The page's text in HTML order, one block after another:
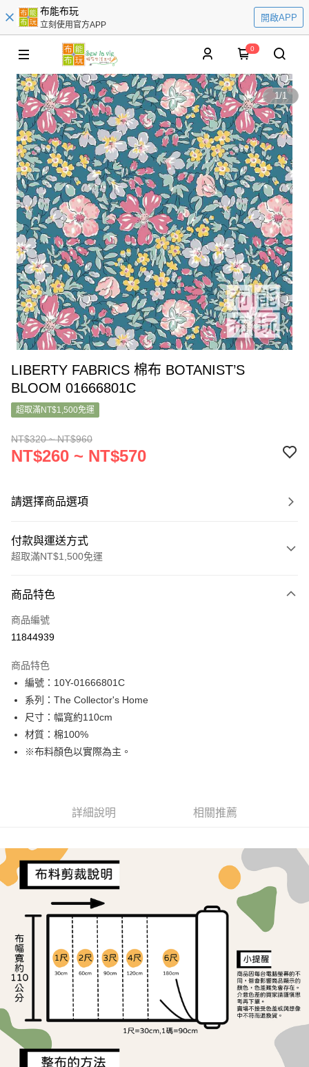
布能布玩
立刻使用官方APP
開啟APP
0
1/1
LIBERTY FABRICS 棉布 BOTANIST’S
BLOOM 01666801C
超取滿NT$1,500免運
NT$320 ~ NT$960
NT$260 ~ NT$570
請選擇商品選項
付款與運送方式
超取滿NT$1,500免運
信用卡一次付款
超商取貨付款
Apple Pay
街口支付
Google Pay
AFTEE先享後付
３．安心：先確認商品／服務後，再付款。
【「AFTEE先享後付」結帳流程】
１．於結帳方式選擇「AFTEE先享後付」後，將跳轉至「AFTEE先享後付」
結帳頁面，進行簡訊認證並確認金額後，即可完成結帳。
２．訂單成立數日內，您將收到繳費通知簡訊。
３．收到繳費通知簡訊後14天內，點擊此簡訊中的連結，可透過四大超商／
ATM／網路銀行／等多元方式進行付款，方視為交易完成。
※ 請注意：結帳手續完成當下不需立刻繳費，但若您需要取消訂單，請聯絡
購買商品的店家。未經商家同意取消之訂單仍視為有效，需透過AFTEE先享
後付繳納相關費用。
※ 交易是否成功請以「AFTEE先享後付 」之結帳頁面顯示為準，若有關於
是否繳費成功／繳費後需取消欲退款等相關疑問，請聯繫「AFTEE先享後付
客戶支援中心」 https://netprotections.freshdesk.com/support/home
【注意事項】
１．透過由恩沛科技股份有限公司提供之「AFTEE先享後付」服務完成之交
易，需依本服務之必要範圍內提供個人資料，並將交易相關給付款項請求債
全家取貨付款
每筆NT$65，滿NT$1,500(含以上)免運費
7-11取貨付款
每筆NT$65，滿NT$1,500(含以上)免運費
宅配
每筆NT$150，滿NT$1,500(含以上)免運費
離島宅配
商品特色
商品編號
11844939
商品特色
編號：10Y-01666801C
系列：The Collector's Home
尺寸：幅寬約110cm
材質：棉100%
※布料顏色以實際為主。
詳細說明 相關推薦